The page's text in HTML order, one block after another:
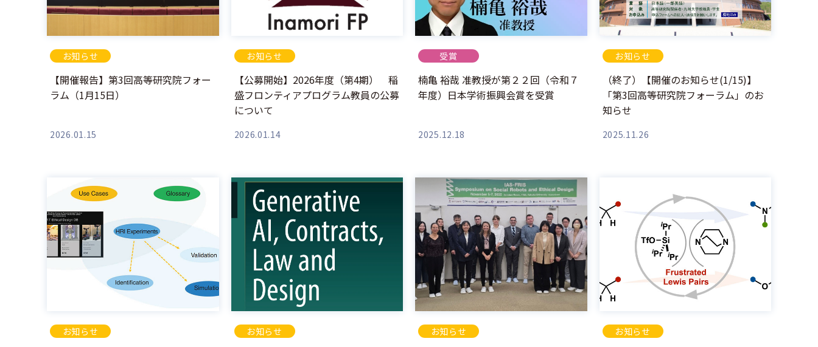
お知らせ
【開催報告】第3回高等研究院フォー
ラム（1月15日）
2026.01.15
お知らせ
【公募開始】2026年度（第4期） 稲
盛フロンティアプログラム教員の公募
について
2026.01.14
受賞
楠亀 裕哉 准教授が第２２回（令和７
年度）日本学術振興会賞を受賞
2025.12.18
お知らせ
（終了）【開催のお知らせ(1/15)】
「第3回高等研究院フォーラム」のお
知らせ
2025.11.26
お知らせ お知らせ お知らせ お知らせ